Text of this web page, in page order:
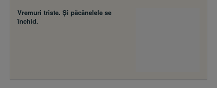
Vremuri triste. Şi păcănelele se
închid.